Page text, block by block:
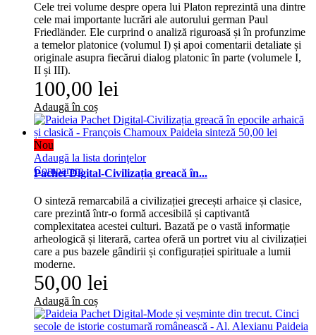
Cele trei volume despre opera lui Platon reprezintă una dintre
cele mai importante lucrări ale autorului german Paul
Friedländer. Ele curprind o analiză riguroasă și în profunzime
a temelor platonice (volumul I) și apoi comentarii detaliate și
originale asupra fiecărui dialog platonic în parte (volumele I,
II și III).
100,00 lei
Adaugă în coș
Nou
Adaugă la lista dorinţelor
Comparare
Pachet Digital-Civilizația greacă în...
O sinteză remarcabilă a civilizației grecești arhaice și clasice,
care prezintă într-o formă accesibilă și captivantă
complexitatea acestei culturi. Bazată pe o vastă informație
arheologică și literară, cartea oferă un portret viu al civilizației
care a pus bazele gândirii și configurației spirituale a lumii
moderne.
50,00 lei
Adaugă în coș